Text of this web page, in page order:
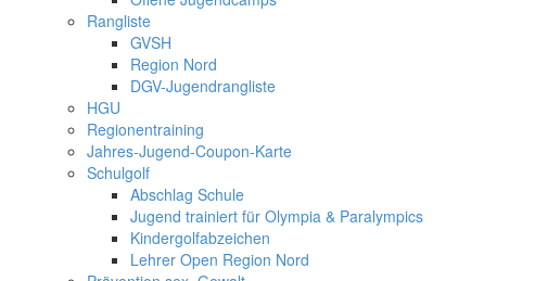
Rangliste
GVSH
Region Nord
DGV-Jugendrangliste
HGU
Regionentraining
Jahres-Jugend-Coupon-Karte
Schulgolf
Abschlag Schule
Jugend trainiert für Olympia & Paralympics
Kindergolfabzeichen
Lehrer Open Region Nord